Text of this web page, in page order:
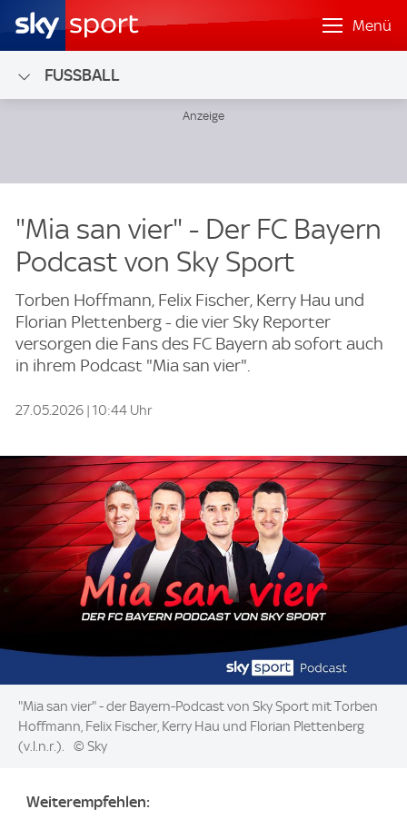
Menü
FUSSBALL
"Mia san vier" - Der FC Bayern
Podcast von Sky Sport
Torben Hoffmann, Felix Fischer, Kerry Hau und
Florian Plettenberg - die vier Sky Reporter
versorgen die Fans des FC Bayern ab sofort auch
in ihrem Podcast "Mia san vier".
27.05.2026 | 10:44 Uhr
Image:
"Mia san vier" - der Bayern-Podcast von Sky Sport mit Torben
Hoffmann, Felix Fischer, Kerry Hau und Florian Plettenberg
(v.l.n.r.).
© Sky
Weiterempfehlen: